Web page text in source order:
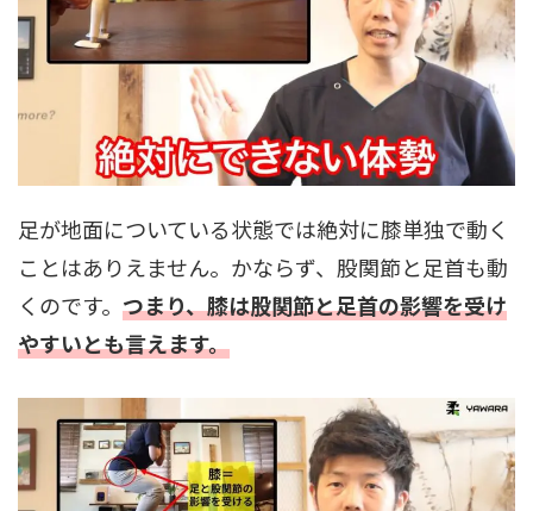
足が地面についている状態では絶対に膝単独で動く
ことはありえません。かならず、股関節と足首も動
くのです。 つまり、膝は股関節と足首の影響を受け
やすいとも言えます。